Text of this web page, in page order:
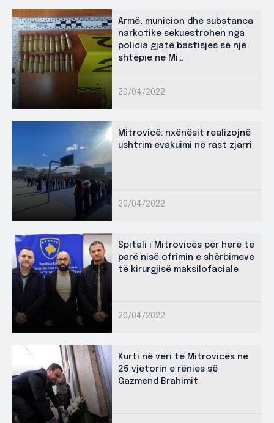
Armë, municion dhe substanca
narkotike sekuestrohen nga
policia gjatë bastisjes së një
shtëpie ne Mi...
20/04/2022
Mitrovicë: nxënësit realizojnë
ushtrim evakuimi në rast zjarri
20/04/2022
Spitali i Mitrovicës për herë të
parë nisë ofrimin e shërbimeve
të kirurgjisë maksilofaciale
20/04/2022
Kurti në veri të Mitrovicës në
25 vjetorin e rënies së
Gazmend Brahimit